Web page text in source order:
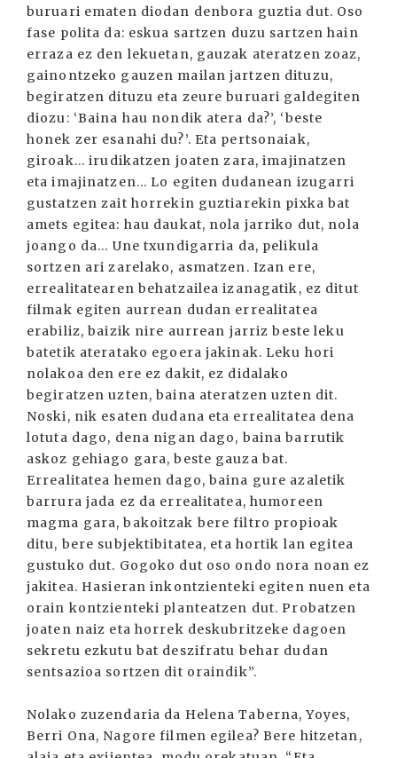
buruari ematen diodan denbora guztia dut. Oso
fase polita da: eskua sartzen duzu sartzen hain
erraza ez den lekuetan, gauzak ateratzen zoaz,
gainontzeko gauzen mailan jartzen dituzu,
begiratzen dituzu eta zeure buruari galdegiten
diozu: ‘Baina hau nondik atera da?’, ‘beste
honek zer esanahi du?’. Eta pertsonaiak,
giroak... irudikatzen joaten zara, imajinatzen
eta imajinatzen... Lo egiten dudanean izugarri
gustatzen zait horrekin guztiarekin pixka bat
amets egitea: hau daukat, nola jarriko dut, nola
joango da... Une txundigarria da, pelikula
sortzen ari zarelako, asmatzen. Izan ere,
errealitatearen behatzailea izanagatik, ez ditut
filmak egiten aurrean dudan errealitatea
erabiliz, baizik nire aurrean jarriz beste leku
batetik ateratako egoera jakinak. Leku hori
nolakoa den ere ez dakit, ez didalako
begiratzen uzten, baina ateratzen uzten dit.
Noski, nik esaten dudana eta errealitatea dena
lotuta dago, dena nigan dago, baina barrutik
askoz gehiago gara, beste gauza bat.
Errealitatea hemen dago, baina gure azaletik
barrura jada ez da errealitatea, humoreen
magma gara, bakoitzak bere filtro propioak
ditu, bere subjektibitatea, eta hortik lan egitea
gustuko dut. Gogoko dut oso ondo nora noan ez
jakitea. Hasieran inkontzienteki egiten nuen eta
orain kontzienteki planteatzen dut. Probatzen
joaten naiz eta horrek deskubritzeke dagoen
sekretu ezkutu bat deszifratu behar dudan
sentsazioa sortzen dit oraindik”.
Nolako zuzendaria da Helena Taberna, Yoyes,
Berri Ona, Nagore filmen egilea? Bere hitzetan,